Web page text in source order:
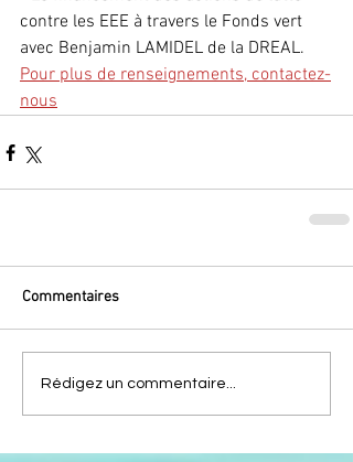
contre les EEE à travers le Fonds vert
avec Benjamin LAMIDEL de la DREAL.
Pour plus de renseignements, contactez-
nous
Commentaires
Rédigez un commentaire...